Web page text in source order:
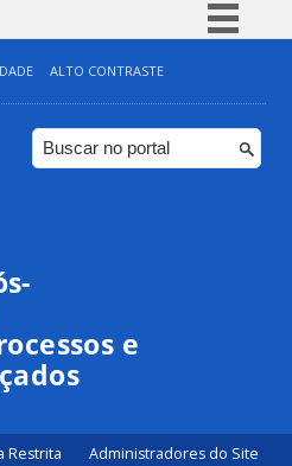
Simplifique!
Comunica BR
Participe
ALTO CONTRASTE
e
Restrita Administradores do Site